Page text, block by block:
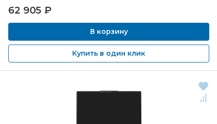
62 905 ₽
В корзину
Купить в один клик